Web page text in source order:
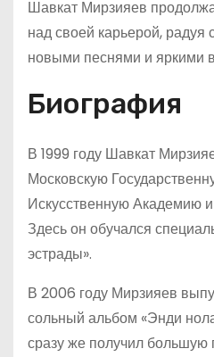
Шавкат Мирзияев
над своей карьерой, радуя
новыми песнями и яркими
Биография
В 1999 году Шавкат
Московскую
Искусственную Академию
Здесь он обучался
эстрады».
В 2006 году Мирзияев
сольный альбом «Энди
сразу же получил большую